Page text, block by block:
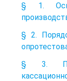
§ 1.
§ 2.
§ 3.